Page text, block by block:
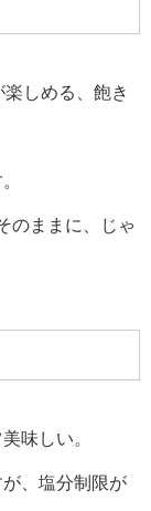
しめる、飽き
のままに、じゃ
味しい。
、塩分制限が